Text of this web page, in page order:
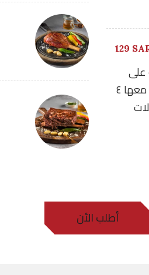
على
طريقة الشيف إياد والمدخن لمدة ١٤-١٢ساعة، يقدم معها ٤
129
أطلب الأن